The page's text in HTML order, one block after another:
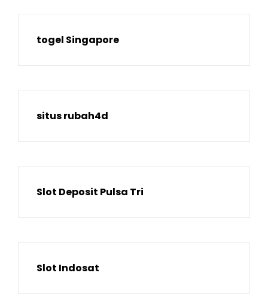
togel Singapore
situs rubah4d
Slot Deposit Pulsa Tri
Slot Indosat